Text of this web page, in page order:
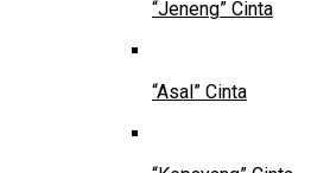
“Jeneng” Cinta
“Asal” Cinta